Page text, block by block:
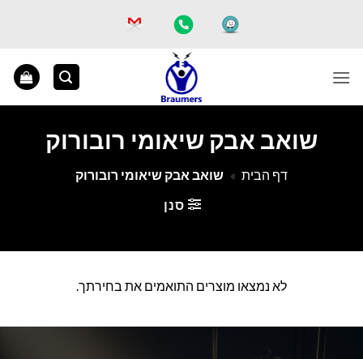
שואב אבק שיאומי רובורוק
דף הבית » שואב אבק שיאומי רובורוק
סנן
לא נמצאו מוצרים התואמים את בחירתך.